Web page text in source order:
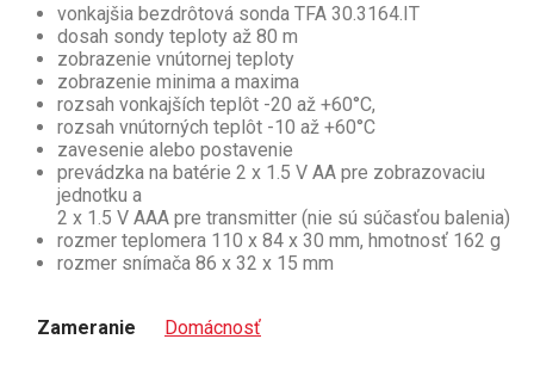
vonkajšia bezdrôtová sonda TFA 30.3164.IT
dosah sondy teploty až 80 m
zobrazenie vnútornej teploty
zobrazenie minima a maxima
rozsah vonkajších teplôt -20 až +60°C,
rozsah vnútorných teplôt -10 až +60°C
zavesenie alebo postavenie
prevádzka na batérie 2 x 1.5 V AA pre zobrazovaciu
jednotku a
2 x 1.5 V AAA pre transmitter (nie sú súčasťou balenia)
rozmer teplomera 110 x 84 x 30 mm, hmotnosť 162 g
rozmer snímača 86 x 32 x 15 mm
Zameranie Domácnosť